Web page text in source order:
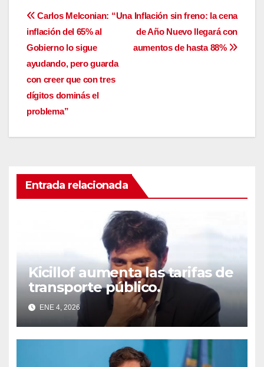
Navegación
de
entradas
Inflación sin freno: la cena
de Año Nuevo llegará con
aumentos de hasta 88%
Carlos Melconian: “Una
inflación del 65% al
Gobierno lo sigue
ayudando, pero guarda
con creer que con tres
dígitos dominás el
problema”
Entrada relacionada
Kicillof aumenta las tarifas de
transporte público.
ENE 4, 2026